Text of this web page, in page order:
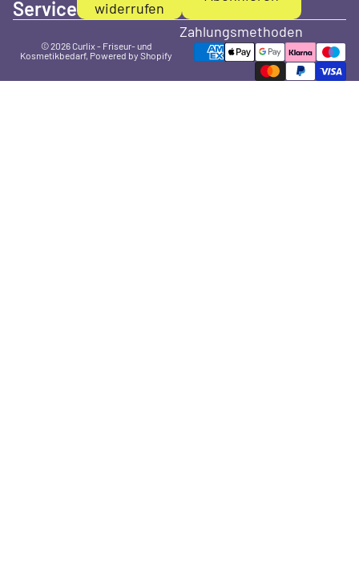
Service
widerrufen
© 2026Curlix - Friseur- und
Kosmetikbedarf, Powered by Shopify
Zahlungsmethoden